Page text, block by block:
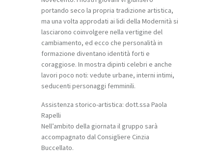
portando seco la propria tradizione artistica,
ma una volta approdati ai lidi della Modernità si
lasciarono coinvolgere nella vertigine del
cambiamento, ed ecco che personalità in
formazione diventano identità forti e
coraggiose. In mostra dipinti celebri e anche
lavori poco noti: vedute urbane, interni intimi,
seducenti personaggi femminili.
Assistenza storico-artistica: dott.ssa Paola
Rapelli
Nell’ambito della giornata il gruppo sarà
accompagnato dal Consigliere Cinzia
Buccellato.